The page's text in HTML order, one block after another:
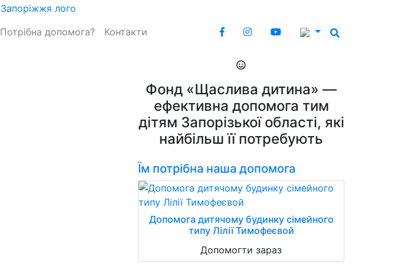
Потрібна допомога? Контакти
Фонд «Щаслива дитина» —
ефективна допомога тим
дітям Запорізької області, які
найбільш її потребують
Їм потрібна наша допомога
Допомога дитячому будинку сімейного
типу Лілії Тимофеєвой
Допомогти зараз